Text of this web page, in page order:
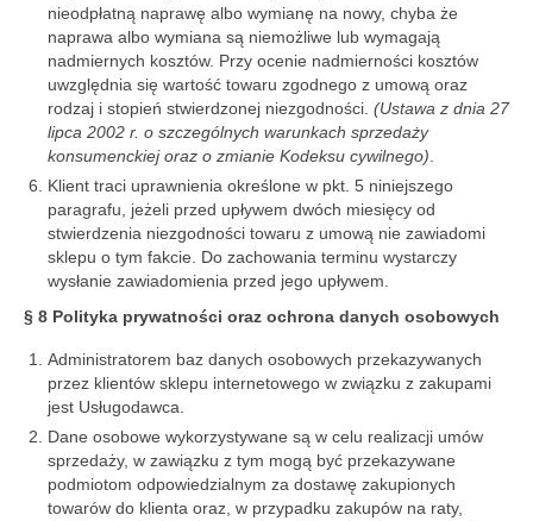
nieodpłatną naprawę albo wymianę na nowy, chyba że
naprawa albo wymiana są niemożliwe lub wymagają
nadmiernych kosztów. Przy ocenie nadmierności kosztów
uwzględnia się wartość towaru zgodnego z umową oraz
rodzaj i stopień stwierdzonej niezgodności. (Ustawa z dnia 27
lipca 2002 r. o szczególnych warunkach sprzedaży
konsumenckiej oraz o zmianie Kodeksu cywilnego)
Klient traci uprawnienia określone w pkt. 5 niniejszego
paragrafu, jeżeli przed upływem dwóch miesięcy od
stwierdzenia niezgodności towaru z umową nie zawiadomi
sklepu o tym fakcie. Do zachowania terminu wystarczy
wysłanie zawiadomienia przed jego upływem.
§ 8 Polityka prywatności oraz ochrona danych osobowych
Administratorem baz danych osobowych przekazywanych
przez klientów sklepu internetowego w związku z zakupami
jest Usługodawca.
Dane osobowe wykorzystywane są w celu realizacji umów
sprzedaży, w zawiązku z tym mogą być przekazywane
podmiotom odpowiedzialnym za dostawę zakupionych
towarów do klienta oraz, w przypadku zakupów na raty,